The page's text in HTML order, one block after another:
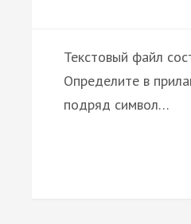
Текстовый файл
Определите в
подряд символ…